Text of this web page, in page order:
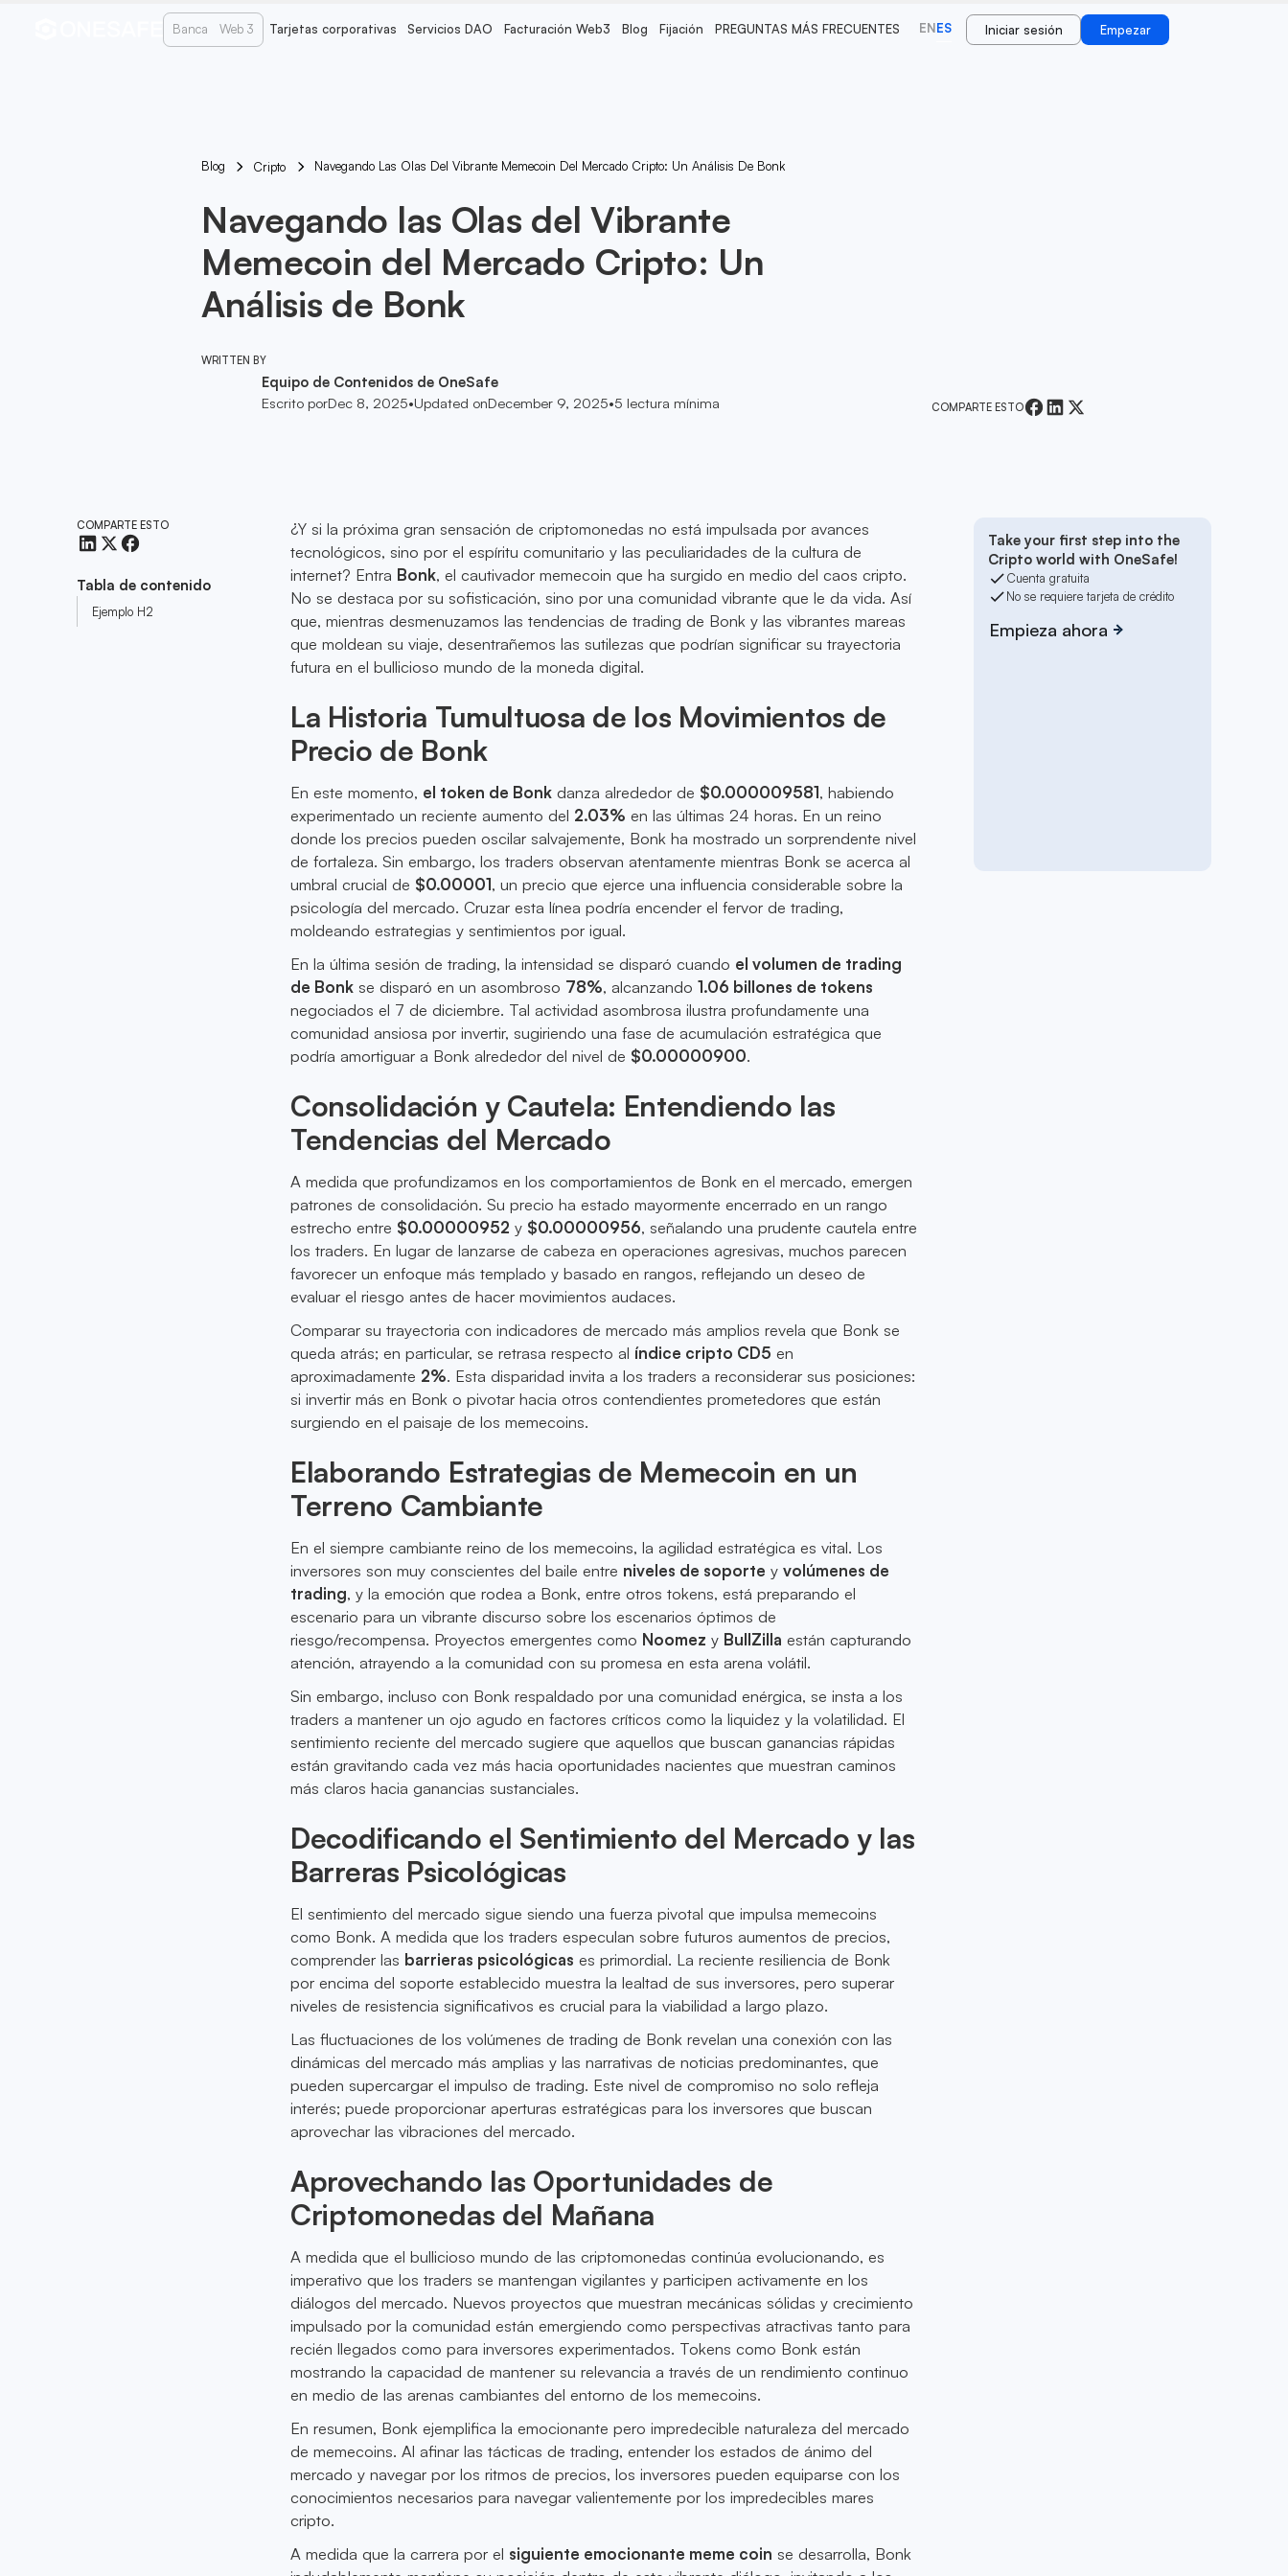
Banca Web 3 Tarjetas corporativas Servicios DAO Facturación Web3 Blog Fijación PREGUNTAS MÁS FRECUENTES ENES Iniciar sesión Empezar
Blog Cripto Navegando Las Olas Del Vibrante Memecoin Del Mercado Cripto: Un Análisis De Bonk
Navegando las Olas del Vibrante
Memecoin del Mercado Cripto: Un
Análisis de Bonk
WRITTEN BY
Equipo de Contenidos de OneSafe
Escrito porDec 8, 2025•Updated onDecember 9, 2025•5 lectura mínima COMPARTE ESTO
COMPARTE ESTO
Tabla de contenido
Ejemplo H2
¿Y si la próxima gran sensación de criptomonedas no está impulsada por avances
tecnológicos, sino por el espíritu comunitario y las peculiaridades de la cultura de
internet? Entra Bonk, el cautivador memecoin que ha surgido en medio del caos cripto.
No se destaca por su sofisticación, sino por una comunidad vibrante que le da vida. Así
que, mientras desmenuzamos las tendencias de trading de Bonk y las vibrantes mareas
que moldean su viaje, desentrañemos las sutilezas que podrían significar su trayectoria
futura en el bullicioso mundo de la moneda digital.
La Historia Tumultuosa de los Movimientos de
Precio de Bonk
En este momento, el token de Bonk danza alrededor de $0.000009581, habiendo
experimentado un reciente aumento del 2.03% en las últimas 24 horas. En un reino
donde los precios pueden oscilar salvajemente, Bonk ha mostrado un sorprendente nivel
de fortaleza. Sin embargo, los traders observan atentamente mientras Bonk se acerca al
umbral crucial de $0.00001, un precio que ejerce una influencia considerable sobre la
psicología del mercado. Cruzar esta línea podría encender el fervor de trading,
moldeando estrategias y sentimientos por igual.
En la última sesión de trading, la intensidad se disparó cuando el volumen de trading
de Bonk se disparó en un asombroso 78%, alcanzando1.06 billones de tokens
negociados el 7 de diciembre. Tal actividad asombrosa ilustra profundamente una
comunidad ansiosa por invertir, sugiriendo una fase de acumulación estratégica que
podría amortiguar a Bonk alrededor del nivel de $0.00000900.
Consolidación y Cautela: Entendiendo las
Tendencias del Mercado
A medida que profundizamos en los comportamientos de Bonk en el mercado, emergen
patrones de consolidación. Su precio ha estado mayormente encerrado en un rango
estrecho entre $0.00000952 y $0.00000956, señalando una prudente cautela entre
los traders. En lugar de lanzarse de cabeza en operaciones agresivas, muchos parecen
favorecer un enfoque más templado y basado en rangos, reflejando un deseo de
evaluar el riesgo antes de hacer movimientos audaces.
Comparar su trayectoria con indicadores de mercado más amplios revela que Bonk se
queda atrás; en particular, se retrasa respecto al índice cripto CD5 en
aproximadamente 2%. Esta disparidad invita a los traders a reconsiderar sus posiciones:
si invertir más en Bonk o pivotar hacia otros contendientes prometedores que están
surgiendo en el paisaje de los memecoins.
Elaborando Estrategias de Memecoin en un
Terreno Cambiante
En el siempre cambiante reino de los memecoins, la agilidad estratégica es vital. Los
inversores son muy conscientes del baile entre niveles de soporte yvolúmenes de
trading, y la emoción que rodea a Bonk, entre otros tokens, está preparando el
escenario para un vibrante discurso sobre los escenarios óptimos de
riesgo/recompensa. Proyectos emergentes como Noomez y BullZilla están capturando
atención, atrayendo a la comunidad con su promesa en esta arena volátil.
Sin embargo, incluso con Bonk respaldado por una comunidad enérgica, se insta a los
traders a mantener un ojo agudo en factores críticos como la liquidez y la volatilidad. El
sentimiento reciente del mercado sugiere que aquellos que buscan ganancias rápidas
están gravitando cada vez más hacia oportunidades nacientes que muestran caminos
más claros hacia ganancias sustanciales.
Decodificando el Sentimiento del Mercado y las
Barreras Psicológicas
El sentimiento del mercado sigue siendo una fuerza pivotal que impulsa memecoins
como Bonk. A medida que los traders especulan sobre futuros aumentos de precios,
comprender las barrieras psicológicas es primordial. La reciente resiliencia de Bonk
por encima del soporte establecido muestra la lealtad de sus inversores, pero superar
niveles de resistencia significativos es crucial para la viabilidad a largo plazo.
Las fluctuaciones de los volúmenes de trading de Bonk revelan una conexión con las
dinámicas del mercado más amplias y las narrativas de noticias predominantes, que
pueden supercargar el impulso de trading. Este nivel de compromiso no solo refleja
interés; puede proporcionar aperturas estratégicas para los inversores que buscan
aprovechar las vibraciones del mercado.
Aprovechando las Oportunidades de
Criptomonedas del Mañana
A medida que el bullicioso mundo de las criptomonedas continúa evolucionando, es
imperativo que los traders se mantengan vigilantes y participen activamente en los
diálogos del mercado. Nuevos proyectos que muestran mecánicas sólidas y crecimiento
impulsado por la comunidad están emergiendo como perspectivas atractivas tanto para
recién llegados como para inversores experimentados. Tokens como Bonk están
mostrando la capacidad de mantener su relevancia a través de un rendimiento continuo
en medio de las arenas cambiantes del entorno de los memecoins.
En resumen, Bonk ejemplifica la emocionante pero impredecible naturaleza del mercado
de memecoins. Al afinar las tácticas de trading, entender los estados de ánimo del
mercado y navegar por los ritmos de precios, los inversores pueden equiparse con los
conocimientos necesarios para navegar valientemente por los impredecibles mares
cripto.
A medida que la carrera por el siguiente emocionante meme coin se desarrolla, Bonk
Take your first step into the
Cripto world with OneSafe!
Cuenta gratuita
No se requiere tarjeta de crédito
Empieza ahora